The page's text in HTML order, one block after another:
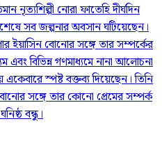
নৃত্যশিল্পী নোরা ফাতেহি দীর্ঘদিন
সব জল্পনার অবসান ঘটিয়েছেন।
ইয়াসিন বোনোর সঙ্গে তার সম্পর্কের
এবং বিভিন্ন গণমাধ্যমে নানা আলোচনা
স্পষ্ট বক্তব্য দিয়েছেন। তিনি
সঙ্গে তার কোনো প্রেমের সম্পর্ক
বন্ধু।